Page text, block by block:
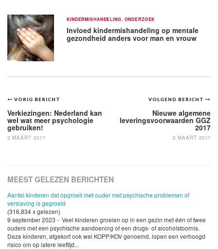
KINDERMISHANDELING ONDERZOEK
Invloed kindermishandeling op mentale
gezondheid anders voor man en vrouw
Bericht
navigatie
VOLGEND BERICHT
Nieuwe algemene
leveringsvoorwaarden GGZ
2017
2 MAART 2017
VORIG BERICHT
Verkiezingen: Nederland kan
wel wat meer psychologie
gebruiken!
2 MAART 2017
MEEST GELEZEN BERICHTEN
Aantal kinderen dat opgroeit met ouder met psychische problemen of
verslaving is gegroeid
(316,834 x gelezen)
9 september 2023 - Veel kinderen groeien op in een gezin met één of twee
ouders met een psychische aandoening of een drugs- of alcoholstoornis.
Deze kinderen, afgekort ook wel KOPP/KOV genoemd, lopen een verhoogd
risico om op latere leeftijd...